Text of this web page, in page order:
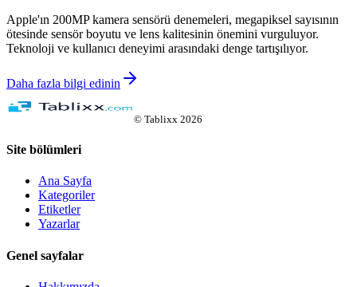
Apple'ın 200MP kamera sensörü denemeleri, megapiksel sayısının
ötesinde sensör boyutu ve lens kalitesinin önemini vurguluyor.
Teknoloji ve kullanıcı deneyimi arasındaki denge tartışılıyor.
Daha fazla bilgi edinin
© Tablixx 2026
Site bölümleri
Ana Sayfa
Kategoriler
Etiketler
Yazarlar
Genel sayfalar